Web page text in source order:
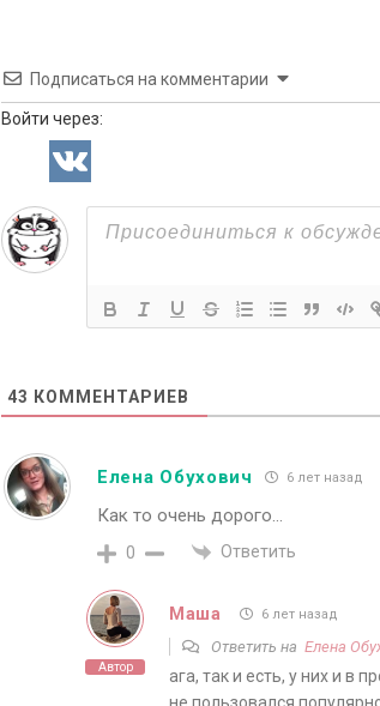
Подписаться на комментарии
Войти через:
43 КОММЕНТАРИЕВ
Елена Обухович 6 лет назад
Как то очень дорого…
0 Ответить
Автор
Маша 6 лет назад
Ответить на Елена
ага, так и есть, у них и в